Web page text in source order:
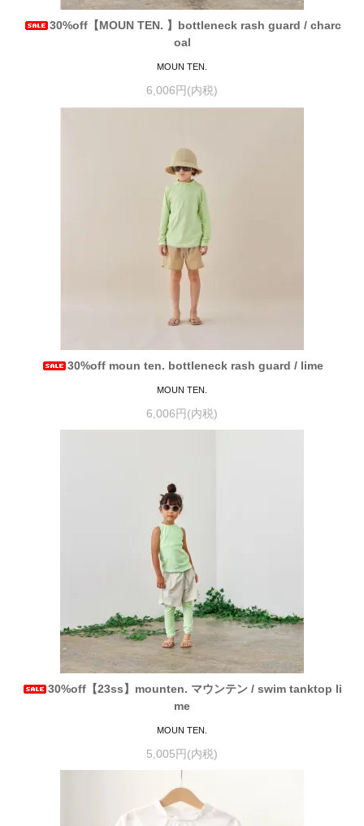
30%off【MOUN TEN. 】bottleneck rash guard / charc
oal
MOUN TEN.
6,006円(内税)
30%off moun ten. bottleneck rash guard / lime
MOUN TEN.
6,006円(内税)
30%off【23ss】mounten. マウンテン / swim tanktop li
me
MOUN TEN.
5,005円(内税)